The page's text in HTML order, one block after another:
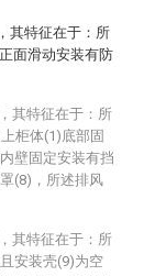
其特征在于：所
面滑动安装有防
其特征在于：所
柜体(1)底部固
壁固定安装有挡
(8)，所述排风
其特征在于：所
安装壳(9)为空